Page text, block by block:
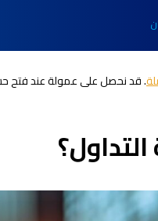
. قد نحصل على عمولة عند فتح